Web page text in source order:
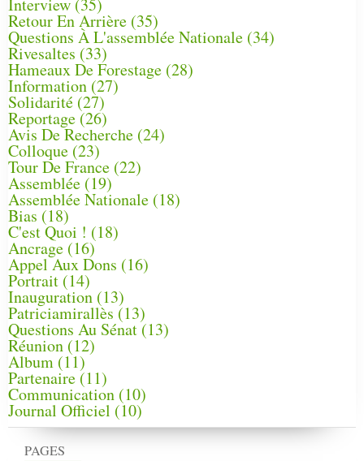
PAGES
Interview (35)
Retour En Arrière (35)
Questions À L'assemblée Nationale (34)
Rivesaltes (33)
Hameaux De Forestage (28)
Information (27)
Solidarité (27)
Reportage (26)
Avis De Recherche (24)
Colloque (23)
Tour De France (22)
Assemblée (19)
Assemblée Nationale (18)
Bias (18)
C'est Quoi ! (18)
Ancrage (16)
Appel Aux Dons (16)
Portrait (14)
Inauguration (13)
Patriciamirallès (13)
Questions Au Sénat(13)
Réunion (12)
Album (11)
Partenaire(11)
Communication (10)
Journal Officiel (10)